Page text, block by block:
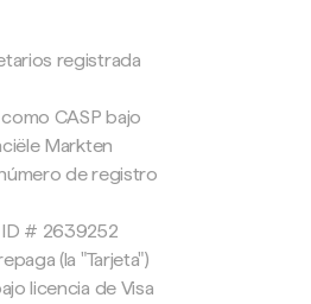
registrada
CASP bajo
Markten
de registro
ID # 2639252
(la "Tarjeta")
licencia de Visa